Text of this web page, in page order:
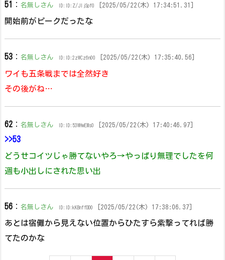
51 ： 名無しさん ID:ID:Z/JIjSpf0 [2025/05/22(木) 17:34:51.31]
開始前がピークだったな
53 ： 名無しさん ID:ID:2zWCz6n00 [2025/05/22(木) 17:35:40.56]
ワイも五条戦までは全然好き
その後がね…
62 ： 名無しさん ID:ID:53WHwEMs0 [2025/05/22(木) 17:40:46.97]
>>53
どうせコイツじゃ勝てないやろ→やっぱり無理でしたを何
週も小出しにされた思い出
56 ： 名無しさん ID:ID:kKBnffDD0 [2025/05/22(木) 17:38:06.37]
あとは宿儺から見えない位置からひたすら紫撃ってれば勝
てたのかな